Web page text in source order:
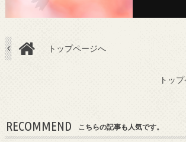
トップページへ
トッ
RECOMMEND こちらの記事も人気です。